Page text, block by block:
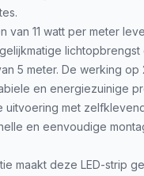
van 11 watt per meter
lichtopbrengst
5 meter. De werking op
en energiezuinige
uitvoering met
en eenvoudige
maakt deze LED-strip